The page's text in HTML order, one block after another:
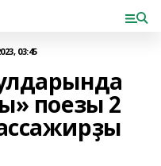
03:45
поезы 2